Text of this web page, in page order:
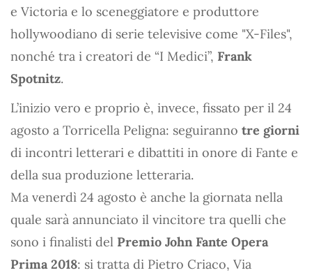
e Victoria e lo sceneggiatore e produttore
hollywoodiano di serie televisive come "X-Files",
nonché tra i creatori de “I Medici”, Frank
Spotnitz.
L’inizio vero e proprio è, invece, fissato per il 24
agosto a Torricella Peligna: seguiranno tre giorni
di incontri letterari e dibattiti in onore di Fante e
della sua produzione letteraria.
Ma venerdì 24 agosto è anche la giornata nella
quale sarà annunciato il vincitore tra quelli che
sono i finalisti del Premio John Fante Opera
Prima 2018: si tratta di Pietro Criaco, Via